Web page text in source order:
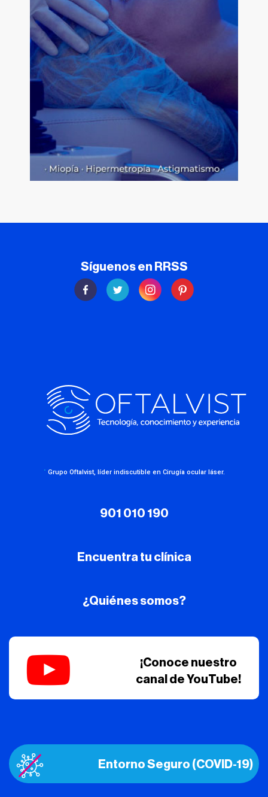
Síguenos en RRSS
· Grupo Oftalvist, líder indiscutible en Cirugía ocular láser.
901 010 190
Encuentra tu clínica
¿Quiénes somos?
¡Conoce nuestro
canal de YouTube!
Entorno Seguro (COVID-19)